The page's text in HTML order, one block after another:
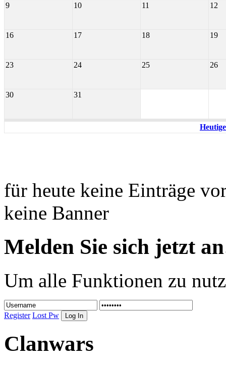
9 10 11 12
16 17 18 19
23 24 25 26
30 31
für heute keine Einträge
keine Banner
Melden Sie sich jetzt
Um alle Funktionen zu
Register Lost Pw
Clanwars